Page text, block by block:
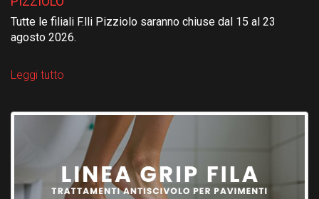
Tutte le filiali F.lli Pizziolo saranno chiuse dal 15 al 23
agosto 2026.
Leggi tutto